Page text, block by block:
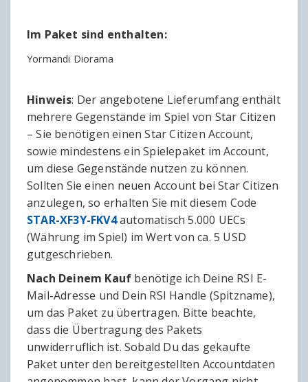
Im Paket sind enthalten:
Yormandi Diorama
Hinweis: Der angebotene Lieferumfang enthält
mehrere Gegenstände im Spiel von Star Citizen
– Sie benötigen einen Star Citizen Account,
sowie mindestens ein Spielepaket im Account,
um diese Gegenstände nutzen zu können.
Sollten Sie einen neuen Account bei Star Citizen
anzulegen, so erhalten Sie mit diesem Code
STAR-XF3Y-FKV4automatisch 5.000 UECs
(Währung im Spiel) im Wert von ca. 5 USD
gutgeschrieben.
Nach Deinem Kauf benötige ich Deine RSI E-
Mail-Adresse und Dein RSI Handle (Spitzname),
um das Paket zu übertragen. Bitte beachte,
dass die Übertragung des Pakets
unwiderruflich ist. Sobald Du das gekaufte
Paket unter den bereitgestellten Accountdaten